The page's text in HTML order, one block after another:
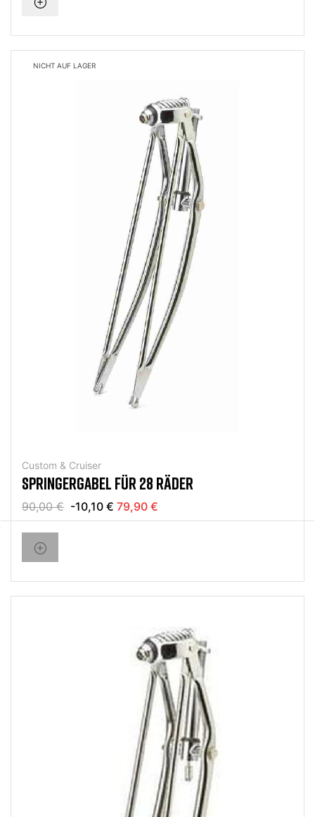
NICHT AUF LAGER
Custom & Cruiser
SPRINGERGABEL FÜR 28 RÄDER
90,00 € -10,10 € 79,90 €